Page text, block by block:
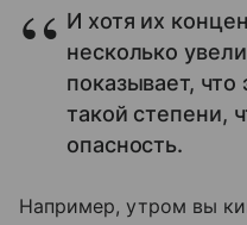
И хотя их
несколько
показывает, что
такой степени,
опасность.
Например, утром вы